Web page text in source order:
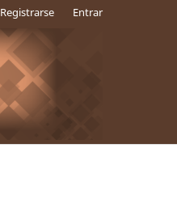
Registrarse Entrar